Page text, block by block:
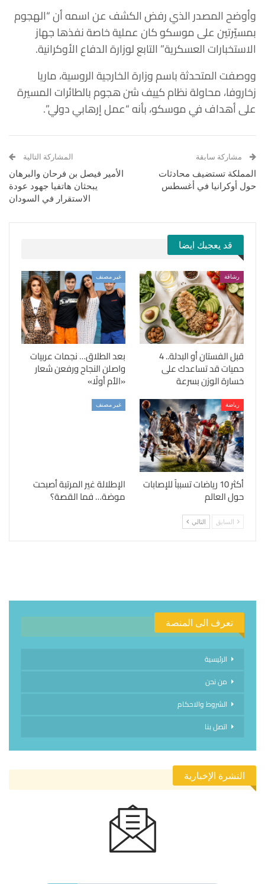
وأوضح المصدر الذي رفض الكشف عن اسمه أن “الهجوم
بمسيّرتين على موسكو كان عملية خاصة نفذها جهاز
الاستخبارات العسكرية” التابع لوزارة الدفاع الأوكرانية.
ووصفت المتحدثة باسم وزارة الخارجية الروسية، ماريا
زخاروفا، محاولة نظام كييف شن هجوم بالطائرات المسيرة
على أهداف في موسكو، بأنه “عمل إرهابي دولي”.
مشاركة سابقة
المملكة تستضيف محادثات
حول أوكرانيا في أغسطس
المشاركة التالية
الأمير فيصل بن فرحان والبرهان
يبحثان هاتفيا جهود عودة
الاستقرار في السودان
قد يعجبك ايضا
رشاقة
قبل الفستان أو البدلة.. 4
حميات قد تساعدك على
خسارة الوزن بسرعة
غير مصنف
بعد الطلاق… نجمات عربيات
واصلن النجاح ورفعن شعار
«الأم أولًا»
رياضة
أكثر 10 رياضات تسبباً للإصابات
حول العالم
غير مصنف
الإطلالة غير المرتبة أصبحت
موضة… فما القصة؟
السابق التالي
تعرف الى المنصة
الرئيسية
من نحن
الشروط والاحكام
اتصل بنا
النشرة الإخبارية